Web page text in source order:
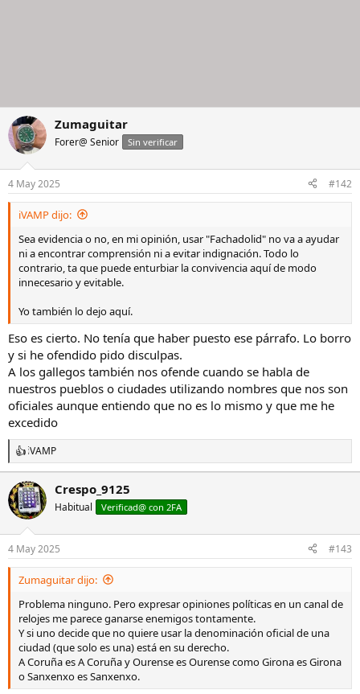
Zumaguitar
Forer@ Senior Sin verificar
4 May 2025 #142
iVAMP dijo:
Sea evidencia o no, en mi opinión, usar "Fachadolid" no va a ayudar
ni a encontrar comprensión ni a evitar indignación. Todo lo
contrario, ta que puede enturbiar la convivencia aquí de modo
innecesario y evitable.
Yo también lo dejo aquí.
Eso es cierto. No tenía que haber puesto ese párrafo. Lo borro
y si he ofendido pido disculpas.
A los gallegos también nos ofende cuando se habla de
nuestros pueblos o ciudades utilizando nombres que nos son
oficiales aunque entiendo que no es lo mismo y que me he
excedido
R
e
a
c
c
o
n
e
iVAMP
Crespo_9125
Habitual Verificad@ con 2FA
4 May 2025 #143
Zumaguitar dijo:
Problema ninguno. Pero expresar opiniones políticas en un canal de
relojes me parece ganarse enemigos tontamente.
Y si uno decide que no quiere usar la denominación oficial de una
ciudad (que solo es una) está en su derecho.
A Coruña es A Coruña y Ourense es Ourense como Girona es Girona
o Sanxenxo es Sanxenxo.